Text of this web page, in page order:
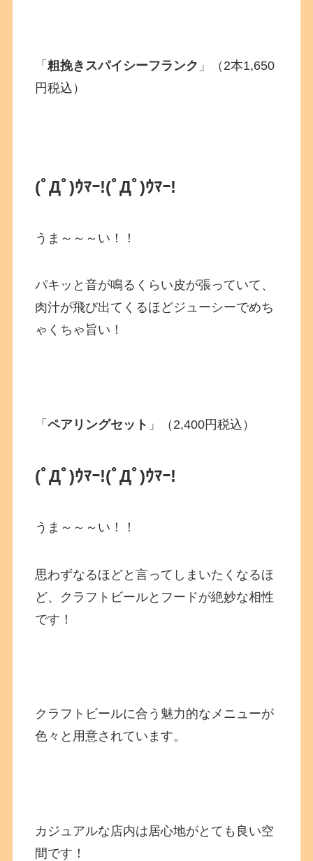
「粗挽きスパイシーフランク 」（2本1,650
円税込）
(ﾟДﾟ)ｳﾏｰ!(ﾟДﾟ)ｳﾏｰ!
うま～～～い！！
パキッと音が鳴るくらい皮が張っていて、
肉汁が飛び出てくるほどジューシーでめち
ゃくちゃ旨い！
「ペアリングセット 」（2,400円税込）
(ﾟДﾟ)ｳﾏｰ!(ﾟДﾟ)ｳﾏｰ!
うま～～～い！！
思わずなるほどと言ってしまいたくなるほ
ど、クラフトビールとフードが絶妙な相性
です！
クラフトビールに合う魅力的なメニューが
色々と用意されています。
カジュアルな店内は居心地がとても良い空
間です！